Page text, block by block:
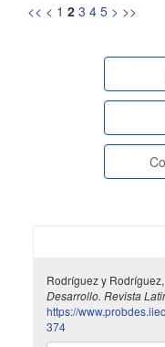
<< < 1 2 3 4 5 > >>
Rodríguez y
Desarrollo. Revista
https://
374